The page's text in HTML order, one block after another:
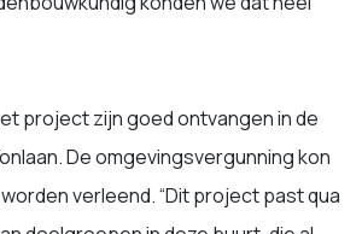
project zijn goed ontvangen in de
De omgevingsvergunning kon
verleend. “Dit project past qua